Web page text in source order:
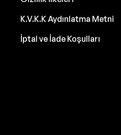
K.V.K.K Aydınlatma Metni
İptal ve İade Koşulları